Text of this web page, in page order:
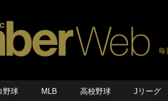
毎
野球 MLB 高校野球 Jリーグ